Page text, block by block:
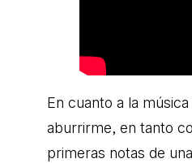
En cuanto a la
aburrirme, en tanto
primeras notas de